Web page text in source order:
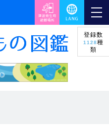
登録数
1128種
類